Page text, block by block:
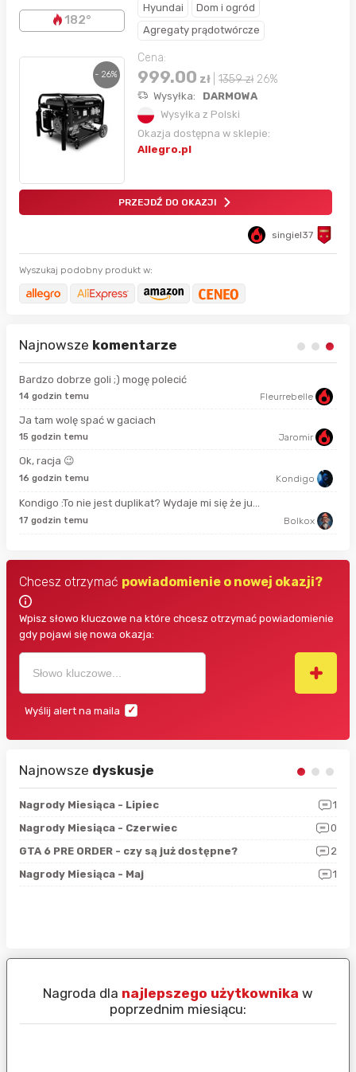
182°
Hyundai
Dom i ogród
Agregaty prądotwórcze
- 26%
Cena:
999.00 zł 1359zł 26%
Wysyłka:
DARMOWA
Wysyłka z Polski
Okazja dostępna w sklepie:
Allegro.pl
PRZEJDŹ DO OKAZJI
singiel37
Wyszukaj podobny produkt w:
Najnowsze komentarze
Bardzo dobrze goli ;) mogę polecić
14 godzin temu Fleurrebelle
Ja tam wolę spać w gaciach
15 godzin temu Jaromir
Ok, racja 😉
16 godzin temu Kondigo
Kondigo :To nie jest duplikat? Wydaje mi się że ju...
17 godzin temu Bolkox
Chcesz otrzymać powiadomienie o nowej okazji?
Wpisz słowo kluczowe na które chcesz otrzymać powiadomienie
gdy pojawi się nowa okazja:
Wyślij alert na maila
Najnowsze dyskusje
Nagrody Miesiąca - Lipiec
1
Nagrody Miesiąca - Czerwiec
0
GTA 6 PRE ORDER - czy są już dostępne?
2
Nagrody Miesiąca - Maj
1
Nagroda dla najlepszego użytkownika w
poprzednim miesiącu: